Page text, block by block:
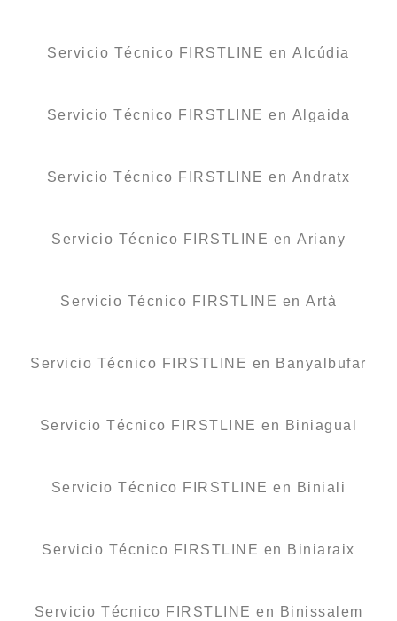
Servicio Técnico FIRSTLINE en Alcúdia
Servicio Técnico FIRSTLINE en Algaida
Servicio Técnico FIRSTLINE en Andratx
Servicio Técnico FIRSTLINE en Ariany
Servicio Técnico FIRSTLINE en Artà
Servicio Técnico FIRSTLINE en Banyalbufar
Servicio Técnico FIRSTLINE en Biniagual
Servicio Técnico FIRSTLINE en Biniali
Servicio Técnico FIRSTLINE en Biniaraix
Servicio Técnico FIRSTLINE en Binissalem